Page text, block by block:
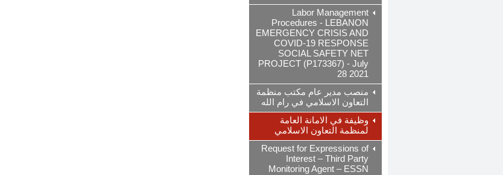
Labor Management
Procedures - LEBANON
EMERGENCY CRISIS AND
COVID-19 RESPONSE
SOCIAL SAFETY NET
PROJECT (P173367) - July
28 2021
منصب مدير عام مكتب منظمة
التعاون الاسلامي في رام الله
وظيفة في الامانة العامة
لمنظمة التعاون الاسلامي
Request for Expressions of
Interest – Third Party
Monitoring Agent – ESSN